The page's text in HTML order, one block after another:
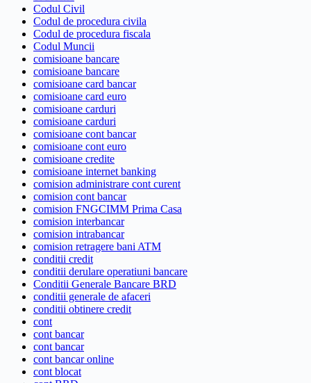
Codul Civil
Codul de procedura civila
Codul de procedura fiscala
Codul Muncii
comisioane bancare
comisioane bancare
comisioane card bancar
comisioane card euro
comisioane carduri
comisioane carduri
comisioane cont bancar
comisioane cont euro
comisioane credite
comisioane internet banking
comision administrare cont curent
comision cont bancar
comision FNGCIMM Prima Casa
comision interbancar
comision intrabancar
comision retragere bani ATM
conditii credit
conditii derulare operatiuni bancare
Conditii Generale Bancare BRD
conditii generale de afaceri
conditii obtinere credit
cont
cont bancar
cont bancar
cont bancar online
cont blocat